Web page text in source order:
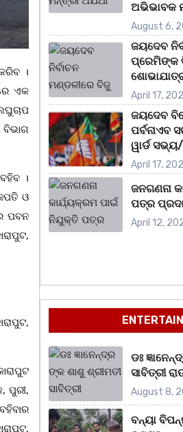
।
ଏକ
ବିଭାଗ
।
ଓ
ପବନ
ପୁରୀ,
ଅଭିଭାବକ
August 6,
ଜୟଦେବ
ପ୍ରେମିଙ୍କ
April 17,
ଜୟଦେବ
ପର୍ବନାଏବ
ୱାର୍ଡ
April 17,
ଜନଗଣନା
ପତ୍ର
April 12,
ଡଃ
ସାବିତ୍ରୀ
August 8,
ବନ୍ୟା